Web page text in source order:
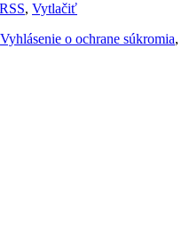
RSS, Vytlačiť
Vyhlásenie o ochrane súkromia,